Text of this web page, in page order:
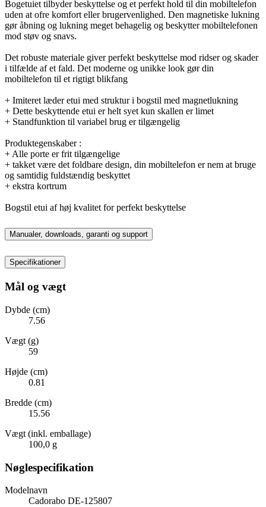
Bogetuiet tilbyder beskyttelse og et perfekt hold til din mobiltelefon
uden at ofre komfort eller brugervenlighed. Den magnetiske lukning
gør åbning og lukning meget behagelig og beskytter mobiltelefonen
mod støv og snavs.
Det robuste materiale giver perfekt beskyttelse mod ridser og skader
i tilfælde af et fald. Det moderne og unikke look gør din
mobiltelefon til et rigtigt blikfang
+ Imiteret læder etui med struktur i bogstil med magnetlukning
+ Dette beskyttende etui er helt syet kun skallen er limet
+ Standfunktion til variabel brug er tilgængelig
Produktegenskaber :
+ Alle porte er frit tilgængelige
+ takket være det foldbare design, din mobiltelefon er nem at bruge
og samtidig fuldstændig beskyttet
+ ekstra kortrum
Bogstil etui af høj kvalitet for perfekt beskyttelse
Manualer, downloads, garanti og support
Specifikationer
Mål og vægt
Dybde (cm)
7.56
Vægt (g)
59
Højde (cm)
0.81
Bredde (cm)
15.56
Vægt (inkl. emballage)
100,0 g
Nøglespecifikation
Modelnavn
Cadorabo DE-125807